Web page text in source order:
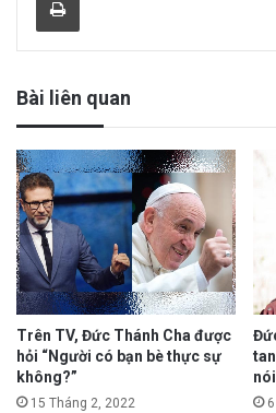
Bài liên quan
Trên TV, Đức Thánh Cha được
hỏi “Người có bạn bè thực sự
không?”
15 Tháng 2, 2022